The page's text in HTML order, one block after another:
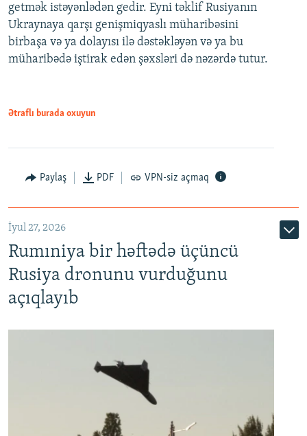
getmək istəyənlədən gedir. Eyni təklif Rusiyanın
Ukraynaya qarşı genişmiqyaslı müharibəsini
birbaşa və ya dolayısı ilə dəstəkləyən və ya bu
müharibədə iştirak edən şəxsləri də nəzərdə tutur.
Ətraflı burada oxuyun
Paylaş PDF VPN-siz açmaq
İyul 27, 2026
Rumıniya bir həftədə üçüncü
Rusiya dronunu vurduğunu
açıqlayıb